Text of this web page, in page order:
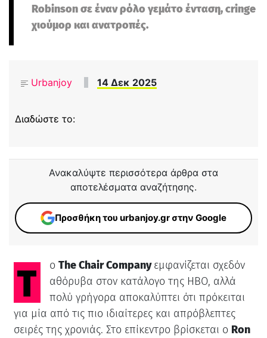
Robinson σε έναν ρόλο γεμάτο ένταση, cringe
χιούμορ και ανατροπές.
Urbanjoy 14 Δεκ 2025
Διαδώστε το:
Ανακαλύψτε περισσότερα άρθρα στα
αποτελέσματα αναζήτησης.
Προσθήκη του urbanjoy.gr στην Google
Το The Chair Companyεμφανίζεται σχεδόν
αθόρυβα στον κατάλογο της HBO, αλλά
πολύ γρήγορα αποκαλύπτει ότι πρόκειται
για μία από τις πιο ιδιαίτερες και απρόβλεπτες
σειρές της χρονιάς. Στο επίκεντρο βρίσκεται ο Ron